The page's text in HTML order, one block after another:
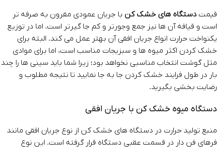
قیمت دستگاه‌ های خشک‌ کن با جریان عمودی مقرون‌ به‌ صرفه‌ تر
است و قیافه آن ها نیز جمع‌ وجورتر و کم‌ جا گیرتر است. اما در توزیع
یکنواخت حرارت انواع جریان افقی آن بهتر عمل می کند. البته برای
خشک‌ کردن اکثر میوه ها و سبزیجات مناسب است، اما برای موادی
مثل گوشت انتخاب مناسبی نخواهد بود؛ زیرا شما باید سینی‌ ها را چند
بار در طول فرایند خشک‌ کردن جا به‌ جا نمایید تا نتیجه مطلوب و
رضایت بخشی بگیرید.
دستگاه میوه خشک کن با جریان افقی
منبع تولید حرارت در دستگاه های خشک‌ کن‌ از نوع جریان افقی مانند
فرهای فن‌ دار در قسمت عقبی دستگاه قرار گرفته است. این نوع